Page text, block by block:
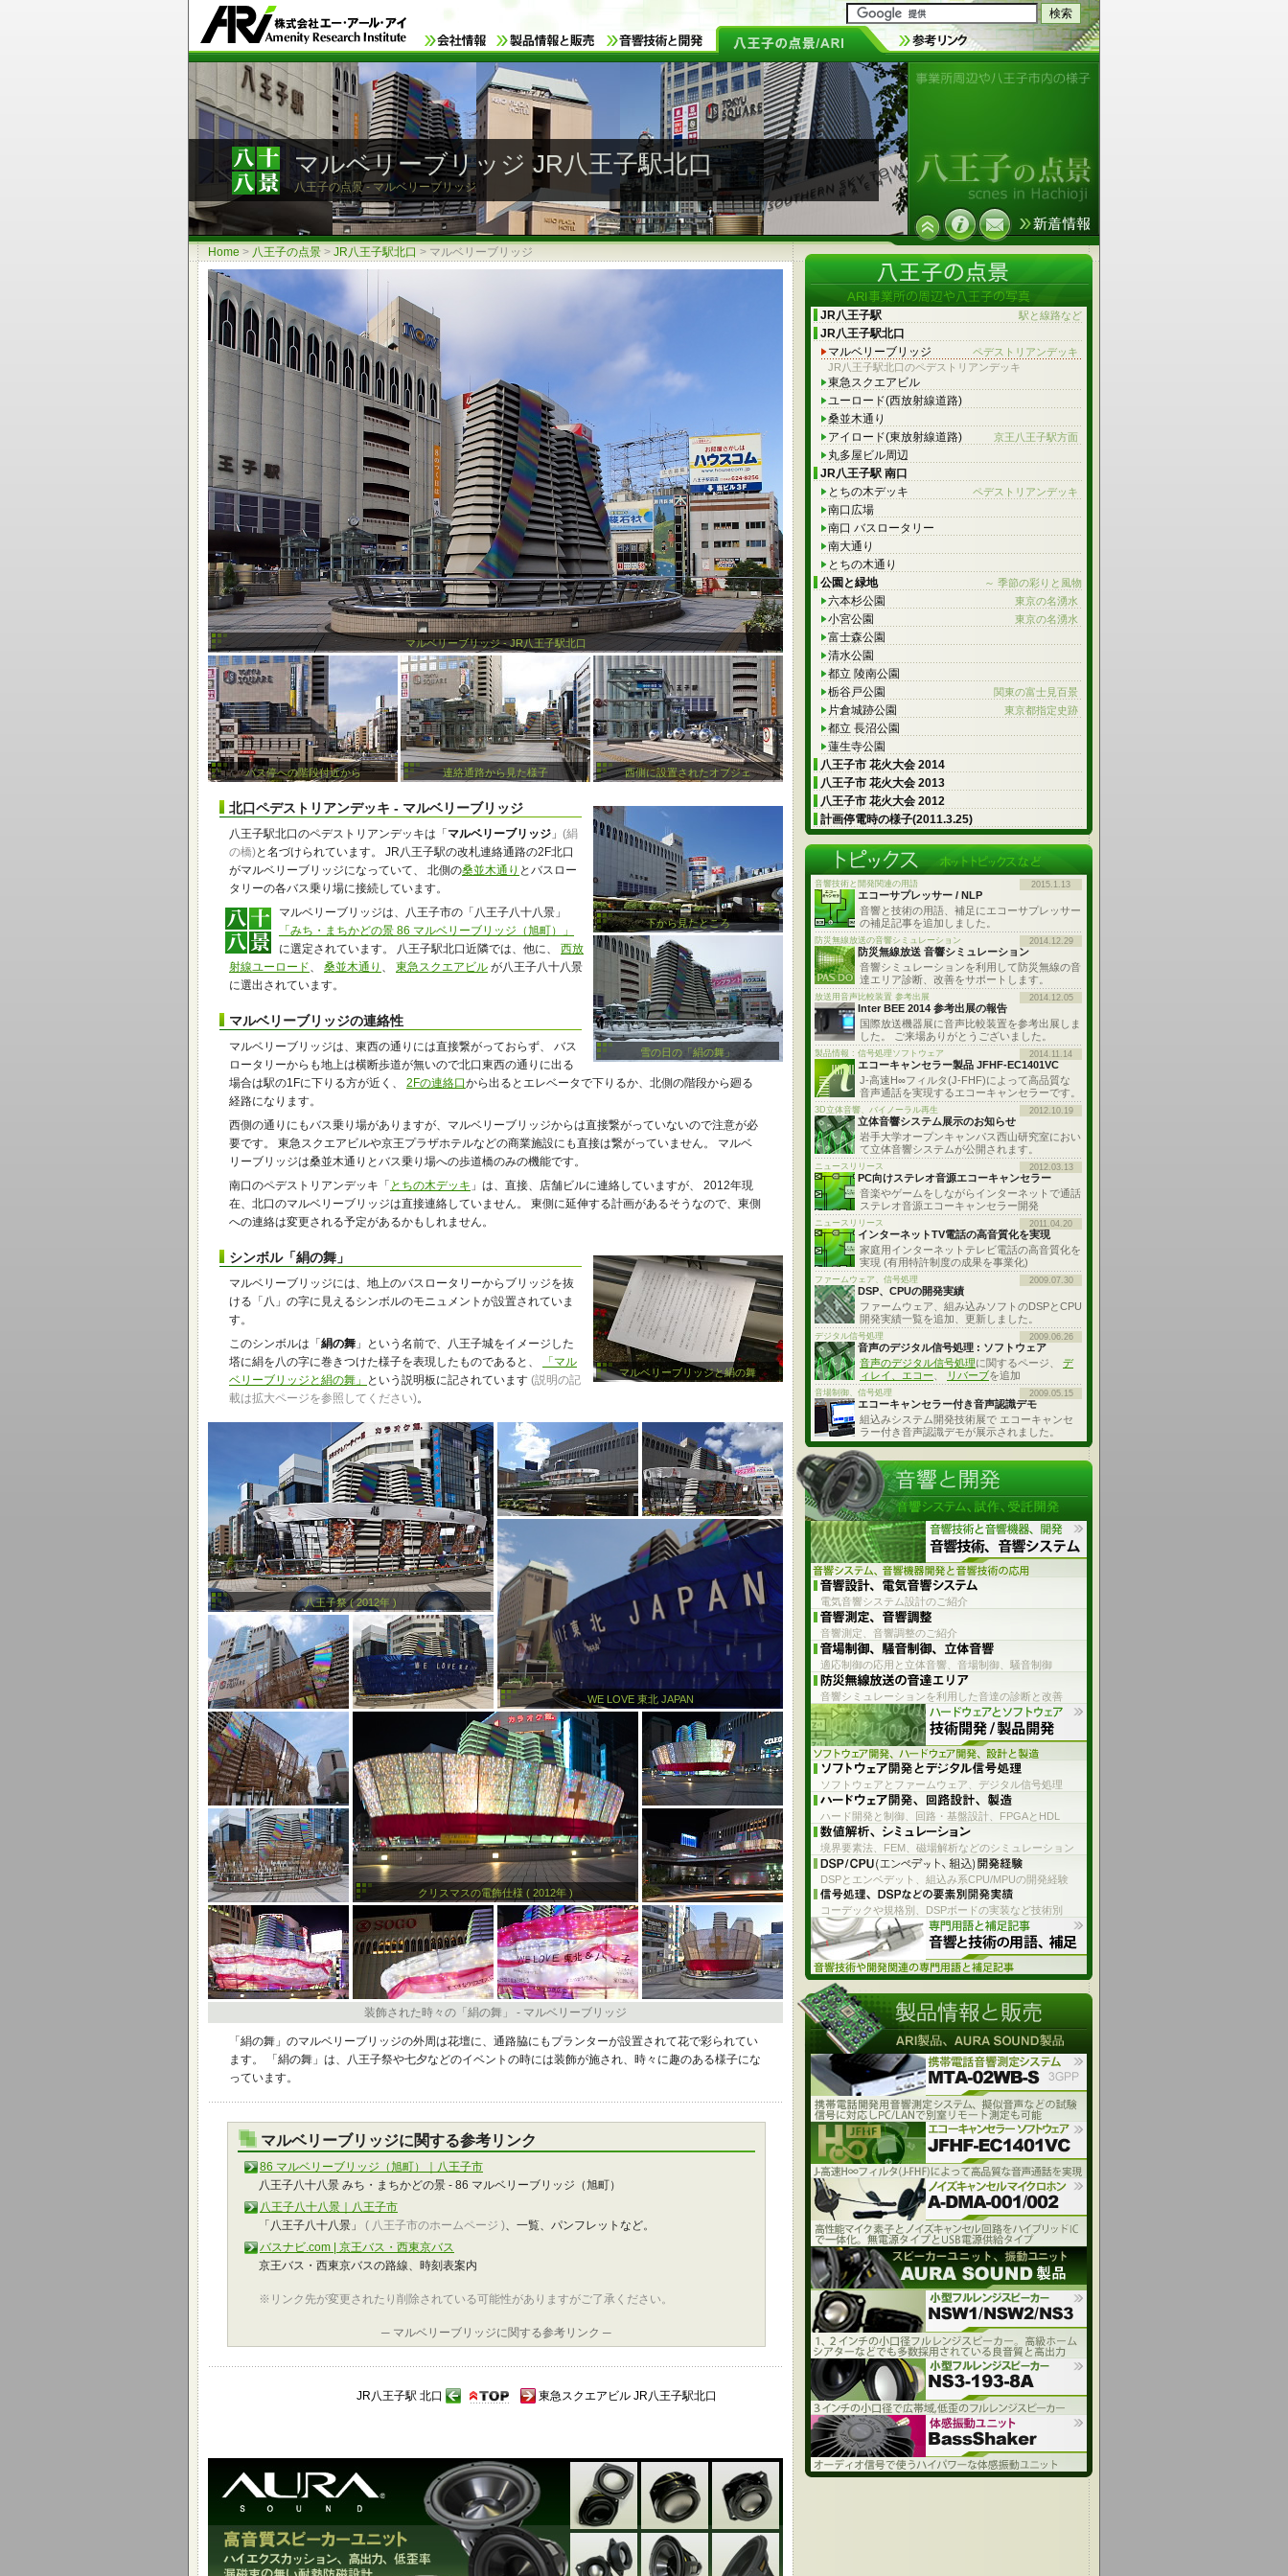
マルベリーブリッジ JR八王子駅北口
八王子の点景 - マルベリーブリッジ
Home > 八王子の点景 > JR八王子駅北口 > マルベリーブリッジ
マルベリーブリッジ - JR八王子駅北口
バス停への階段付近から 連絡通路から見た様子 西側に設置されたオブジェ
下から見たところ
雪の日の「絹の舞」
北口ペデストリアンデッキ - マルベリーブリッジ
八王子駅北口のペデストリアンデッキは「 マルベリーブリッジ 」 (絹
の橋)と名づけられています。 JR八王子駅の改札連絡通路の2F北口
がマルベリーブリッジになっていて、 北側の桑並木通り とバスロー
タリーの各バス乗り場に接続しています。
マルベリーブリッジは、八王子市の「八王子八十八景」
「みち・まちかどの景 86 マルベリーブリッジ（旭町）」
に選定されています。 八王子駅北口近隣では、他に、 西放
射線ユーロード、 桑並木通り 、 東急スクエアビル が八王子八十八景
に選出されています。
マルベリーブリッジの連絡性
マルベリーブリッジは、東西の通りには直接繋がっておらず、 バス
ロータリーからも地上は横断歩道が無いので北口東西の通りに出る
場合は駅の1Fに下りる方が近く、 2Fの連絡口から出るとエレベータで下りるか、北側の階段から廻る
経路になります。
西側の通りにもバス乗り場がありますが、マルベリーブリッジからは直接繋がっていないので注意が必
要です。 東急スクエアビルや京王プラザホテルなどの商業施設にも直接は繋がっていません。 マルベ
リーブリッジは桑並木通りとバス乗り場への歩道橋のみの機能です。
南口のペデストリアンデッキ「 とちの木デッキ 」は、直接、店舗ビルに連絡していますが、 2012年現
在、北口のマルベリーブリッジは直接連絡していません。 東側に延伸する計画があるそうなので、東側
への連絡は変更される予定があるかもしれません。
マルベリーブリッジと絹の舞
シンボル「絹の舞」
マルベリーブリッジには、地上のバスロータリーからブリッジを抜
ける「八」の字に見えるシンボルのモニュメントが設置されていま
す。
このシンボルは「 絹の舞 」という名前で、八王子城をイメージした
塔に絹を八の字に巻きつけた様子を表現したものであると、
「マル
ベリーブリッジと絹の舞」
という説明板に記されています (説明の記
載は拡大ページを参照してください)。
八王子祭 ( 2012年 )
WE LOVE 東北 JAPAN
クリスマスの電飾仕様 ( 2012年 )
装飾された時々の「絹の舞」 - マルベリーブリッジ
「絹の舞」のマルベリーブリッジの外周は花壇に、通路脇にもプランターが設置されて花で彩られてい
ます。 「絹の舞」は、八王子祭や七夕などのイベントの時には装飾が施され、時々に趣のある様子にな
っています。
─ マルベリーブリッジに関する参考リンク ─
マルベリーブリッジに関する参考リンク
86 マルベリーブリッジ（旭町）｜八王子市
八王子八十八景 みち・まちかどの景 - 86 マルベリーブリッジ（旭町）
八王子八十八景｜八王子市
「八王子八十八景」 ( 八王子市のホームページ )、一覧、パンフレットなど。
バスナビ.com | 京王バス・西東京バス
京王バス・西東京バスの路線、時刻表案内
※リンク先が変更されたり削除されている可能性がありますがご了承ください。
JR八王子駅 北口 東急スクエアビル JR八王子駅北口
JR八王子駅 駅と線路など
JR八王子駅北口
マルベリーブリッジ
ペデストリアンデッキ
JR八王子駅北口のペデストリアンデッキ
東急スクエアビル
ユーロード(西放射線道路)
桑並木通り
アイロード(東放射線道路)
京王八王子駅方面
丸多屋ビル周辺
JR八王子駅 南口
とちの木デッキ
ペデストリアンデッキ
南口広場
南口 バスロータリー
南大通り
とちの木通り
公園と緑地
～ 季節の彩りと風物
六本杉公園 東京の名湧水
小宮公園 東京の名湧水
富士森公園
清水公園
都立 陵南公園
栃谷戸公園
関東の富士見百景
片倉城跡公園 東京都指定史跡
都立 長沼公園
蓮生寺公園
八王子市 花火大会 2014
八王子市 花火大会 2013
八王子市 花火大会 2012
計画停電時の様子(2011.3.25)
音響技術と開発関連の用語 2015.1.13
エコーサプレッサー / NLP
音響と技術の用語、補足にエコーサプレッサー
の補足記事を追加しました。
防災無線放送の音響シミュレーション 2014.12.29
防災無線放送 音響シミュレーション
音響シミュレーションを利用して防災無線の音
達エリア診断、改善をサポートします。
放送用音声比較装置 参考出展 2014.12.05
Inter BEE 2014 参考出展の報告
国際放送機器展に音声比較装置を参考出展しま
した。 ご来場ありがとうございました。
製品情報 : 信号処理ソフトウェア 2014.11.14
エコーキャンセラー製品 JFHF-EC1401VC
J-高速H∞フィルタ(J-FHF)によって高品質な
音声通話を実現するエコーキャンセラーです。
3D立体音響、バイノーラル再生 2012.10.19
立体音響システム展示のお知らせ
岩手大学オープンキャンパス西山研究室におい
て立体音響システムが公開されます。
ニュースリリース 2012.03.13
PC向けステレオ音源エコーキャンセラー
音楽やゲームをしながらインターネットで通話
ステレオ音源エコーキャンセラー開発
ニュースリリース 2011.04.20
インターネットTV電話の高音質化を実現
家庭用インターネットテレビ電話の高音質化を
実現 (有用特許制度の成果を事業化)
ファームウェア、信号処理 2009.07.30
DSP、CPUの開発実績
ファームウェア、組み込みソフトのDSPとCPU
開発実績一覧を追加、更新しました。
デジタル信号処理 2009.06.26
音声のデジタル信号処理 : ソフトウェア
音声のデジタル信号処理に関するページ、 デ
ィレイ、エコー
リバーブを追加
音場制御、信号処理 2009.05.15
エコーキャンセラー付き音声認識デモ
組込みシステム開発技術展で エコーキャンセ
ラー付き音声認識デモが展示されました。
電気音響システム設計のご紹介
音響測定、音響調整のご紹介
適応制御の応用と立体音響、音場制御、騒音制御
音響シミュレーションを利用した音達の診断と改善
ソフトウェアとファームウェア、デジタル信号処理
ハード開発と制御、回路・基盤設計、FPGAとHDL
境界要素法、FEM、磁場解析などのシミュレーション
DSPとエンベデット、組込み系CPU/MPUの開発経験
コーデックや規格別、DSPボードの実装など技術別